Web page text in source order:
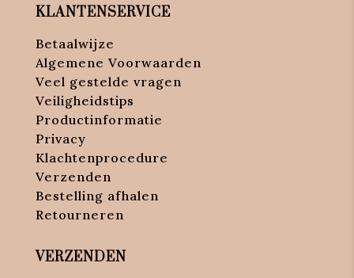
KLANTENSERVICE
Betaalwijze
Algemene Voorwaarden
Veel gestelde vragen
Veiligheidstips
Productinformatie
Privacy
Klachtenprocedure
Verzenden
Bestelling afhalen
Retourneren
VERZENDEN